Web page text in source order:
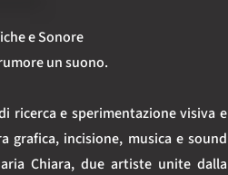
e Sonore
un suono.
ricerca e sperimentazione visiva e
grafica, incisione, musica e sound
Chiara, due artiste unite dalla